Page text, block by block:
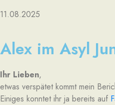
11.08.2025
Alex im Asyl
Ihr Lieben,
etwas verspätet kommt mein
Einiges konntet ihr ja bereits auf